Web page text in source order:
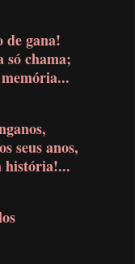
de gana!
só chama;
seus anos,
história!...